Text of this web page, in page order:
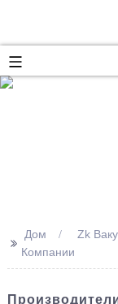
>> Дом
Zk
Компании